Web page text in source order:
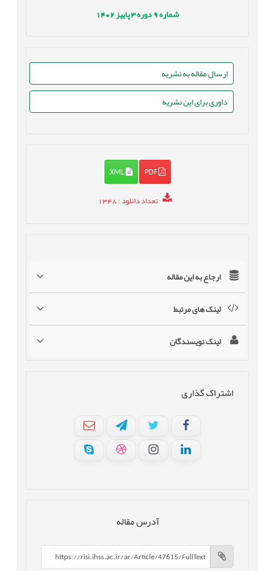
شماره9 دوره3 پاییز1402
ارسال مقاله به نشریه
داوری برای این نشریه
PDF
XML
تعداد دانلود: 1348
ارجاع به این مقاله
لینک های مرتبط
لینک نویسندگان
اشتراک گذاری
آدرس مقاله